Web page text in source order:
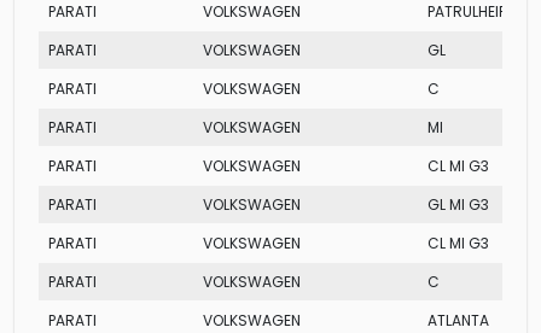
PARATI
VOLKSWAGEN
PATRULHEIRO
PARATI
VOLKSWAGEN
GL
PARATI
VOLKSWAGEN
C
PARATI
VOLKSWAGEN
MI
PARATI
VOLKSWAGEN
CL MI G3
PARATI
VOLKSWAGEN
GL MI G3
PARATI
VOLKSWAGEN
CL MI G3
PARATI
VOLKSWAGEN
C
PARATI
VOLKSWAGEN
ATLANTA